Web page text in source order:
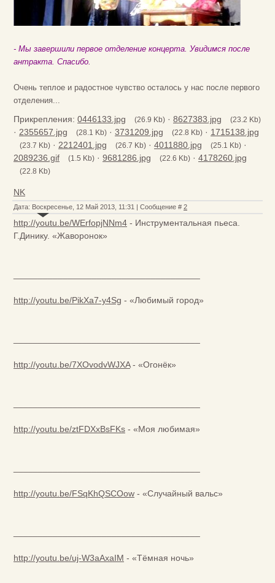
- Мы завершили первое отделение концерта. Увидимся после
антракта. Спасибо.
Очень теплое и радостное чувство осталось у нас после первого
отделения...
Прикрепления: 0446133.jpg (26.9 Kb) · 8627383.jpg (23.2 Kb)
· 2355657.jpg (28.1 Kb) · 3731209.jpg (22.8 Kb) · 1715138.jpg
(23.7 Kb) · 2212401.jpg (26.7 Kb) · 4011880.jpg (25.1 Kb) ·
2089236.gif
(1.5 Kb) · 9681286.jpg (22.6 Kb) · 4178260.jpg
(22.8 Kb)
NK
Дата: Воскресенье, 12 Май 2013, 11:31 | Сообщение # 2
http://youtu.be/WErfopjNNm4 - Инструментальная пьеса.
Г.Динику. «Жаворонок»
http://youtu.be/PikXa7-y4Sg - «Любимый город»
http://youtu.be/7XOvodvWJXA- «Огонёк»
http://youtu.be/ztFDXxBsFKs - «Моя любимая»
http://youtu.be/FSqKhQSCOow - «Случайный вальс»
http://youtu.be/uj-W3aAxaIM - «Тёмная ночь»